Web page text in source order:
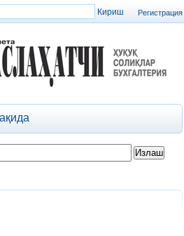
Регистрация